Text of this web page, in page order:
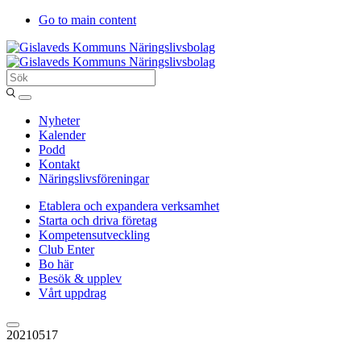
Go to main content
Sök
Entergislaved
Nyheter
Kalender
Podd
Kontakt
Näringslivsföreningar
Etablera och expandera verksamhet
Starta och driva företag
Kompetensutveckling
Club Enter
Bo här
Besök & upplev
Vårt uppdrag
20210517